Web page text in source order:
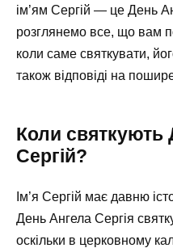
ім’ям Сергій — це День
розглянемо все, що вам
коли саме святкувати,
також відповіді на
Коли святкують
Сергій?
Ім’я Сергій має давню
День Ангела Сергія
оскільки в церковному